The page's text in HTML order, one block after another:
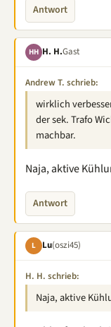
Antwort
HH H. H.Gast
Andrew T. schrieb:
wirklich
der sek. Trafo
machbar.
Naja, aktive
Antwort
L Lu(oszi45)
H. H. schrieb:
Naja, aktive